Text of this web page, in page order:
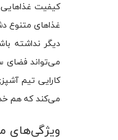
کیفیت غذاهایی
غذاهای متنوع
دیگر نداشته
می‌تواند فضای
می‌کند که هم
ویژگی‌های